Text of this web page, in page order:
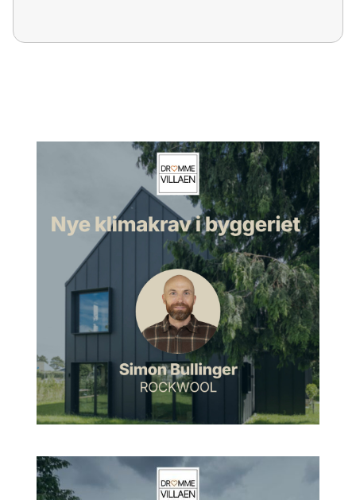
Jamen, jeg hedder Sarah Ghotlib, og jeg er
designkonsulent og art director. Jeg har mit eget designstudio,
som hedder Sarah Ghotlib. Og her har jeg specialiseret mig i
det, jeg kalder spatial design, som ligesom er indretning og
branding. Og jeg arbejder hovedsageligt med at farvesætte
store offentlige institutioner, kontorer, men også private hjem.
Og så er jeg faktisk også lidt i gang med at udvikle farver til
produkter og interiør også, så det bliver spændende, hvad det
Ej, hvor spændende. Hvad er din baggrund for at
komme ind og arbejde med sådan nogle ting?
Jamen, som mange opdager, hvis de går ind og kigger
på min hjemmeside eller måske på min Instagram, så
kommunikerer jeg meget på engelsk, men det er simpelthen
fordi, at jeg har boet og læst i England. Jeg har en master fra
det, der hedder Royal College of Art i London. Og der har jeg
simpelthen boet i 10 år og studeret og arbejdet.
Sarah: Men min baggrund er jo ligesom visuel
kommunikation. Og før jeg blev selvstændig, har jeg